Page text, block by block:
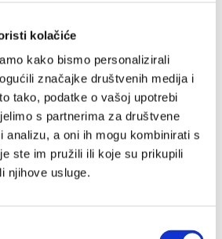
kolačiće
kako bismo personalizirali
značajke društvenih medija i
tako, podatke o vašoj upotrebi
s partnerima za društvene
analizu, a oni ih mogu kombinirati s
ste im pružili ili koje su prikupili
njihove usluge.
603 webshop@naturprodukt.hr